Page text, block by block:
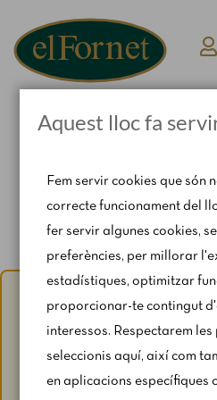
Avís d'estiu:
Del 1 al 31
vacances, es restringeixen
Per a qualsevol
Aquest lloc fa
Fem servir cookies que són
correcte funcionament del
fer servir algunes cookies,
preferències, per millorar
estadístiques, optimitzar
proporcionar-te contingut
interessos. Respectarem
seleccionis aquí, així com
en aplicacions específiques